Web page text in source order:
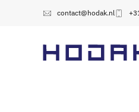
contact@hodak.nl